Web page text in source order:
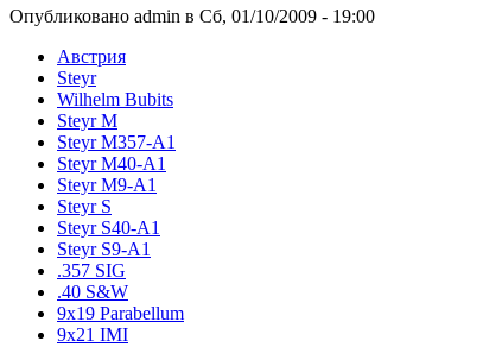
Опубликовано admin в Сб, 01/10/2009 - 19:00
Австрия
Steyr
Wilhelm Bubits
Steyr M
Steyr M357-A1
Steyr M40-A1
Steyr M9-A1
Steyr S
Steyr S40-A1
Steyr S9-A1
.357 SIG
.40 S&W
9x19 Parabellum
9x21 IMI